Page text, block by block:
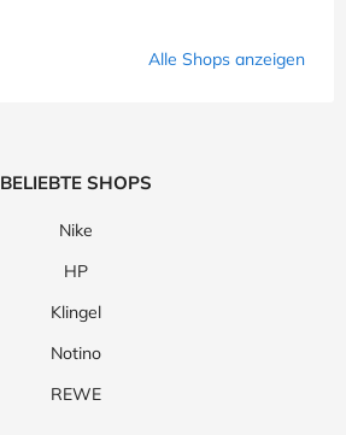
Alle Shops anzeigen
BELIEBTE SHOPS
Nike
HP
Klingel
Notino
REWE